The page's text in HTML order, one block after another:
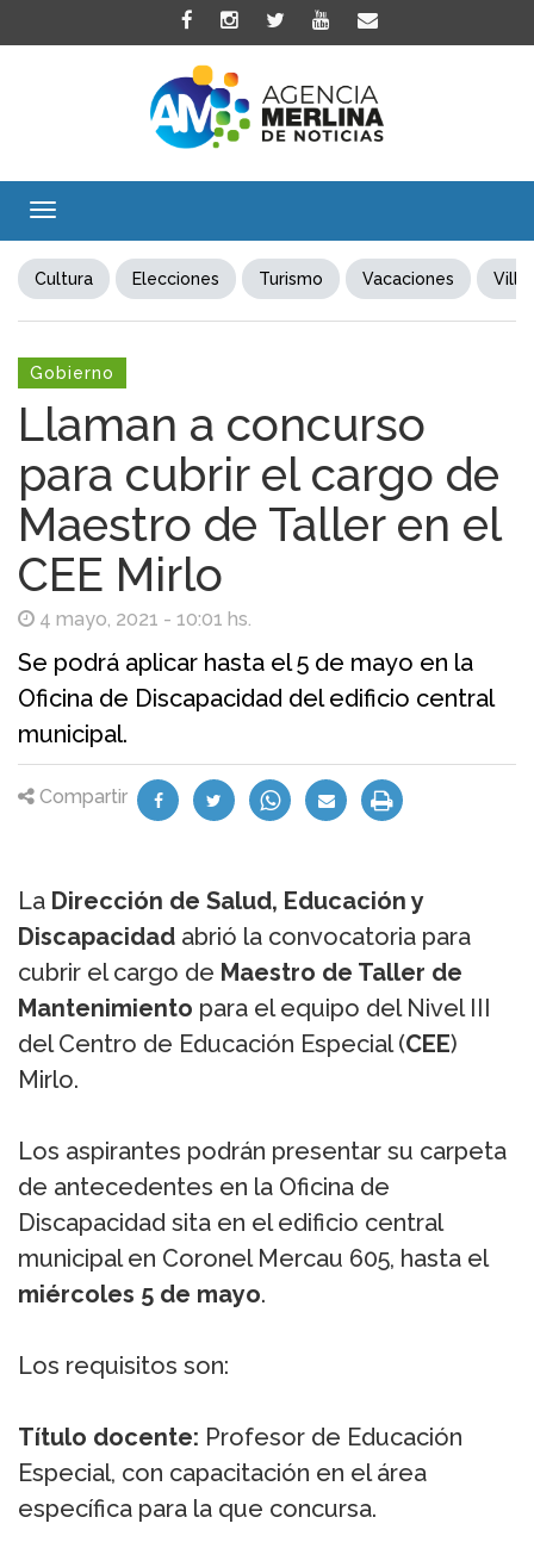
Toggle
Cultura Elecciones Turismo Vacaciones Villa
Gobierno
Llaman a concurso
para cubrir el cargo de
Maestro de Taller en el
CEE Mirlo
4 mayo, 2021 - 10:01 hs.
Se podrá aplicar hasta el 5 de mayo en la
Oficina de Discapacidad del edificio central
municipal.
Compartir
La Dirección de Salud, Educación y
Discapacidad abrió la convocatoria para
cubrir el cargo de Maestro de Taller de
Mantenimiento para el equipo del Nivel III
del Centro de Educación Especial (CEE)
Mirlo.
Los aspirantes podrán presentar su carpeta
de antecedentes en la Oficina de
Discapacidad sita en el edificio central
municipal en Coronel Mercau 605, hasta el
miércoles 5 de mayo.
Los requisitos son:
Título docente: Profesor de Educación
Especial, con capacitación en el área
específica para la que concursa.